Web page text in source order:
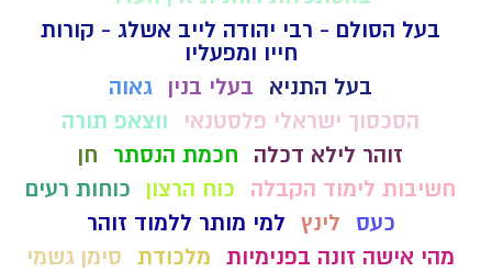
בעל הסולם - רבי יהודה לייב אשלג - קורות
חייו ומפעליו
בעל התניא
בעלי בנין גאוה
הסכסוך ישראלי פלסטנאי
ווצאפ תורה
זוהר לילא דכלה
חכמת הנסתר
חן
חשיבות לימוד הקבלה
כוח הרצון
כוחות רעים
כעס
לינץ למי מותר ללמוד זוהר
מהי אישה זונה בפנימיות מלכודת סימן גשמי